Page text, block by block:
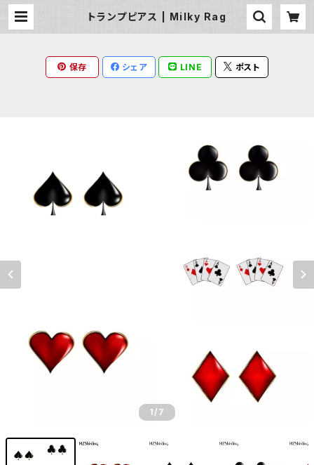
トランプピアス | Milky Rag
保存 シェア LINE ポスト
1/7